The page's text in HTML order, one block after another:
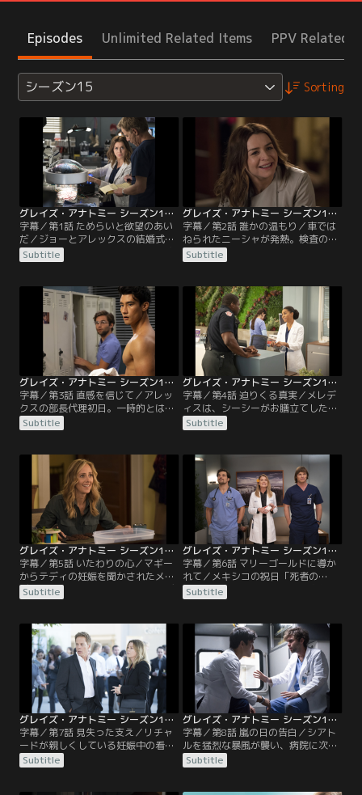
Episodes Unlimited Related Items PPV Related
シーズン15 Sorting
グレイズ・アナトミー シーズン15 第01話／字幕
字幕／第1話 ためらいと欲望のあい
だ／ジョーとアレックスの結婚式の
翌日。ジャクソンとマギーは出勤途
中に暴走する車に危うくはねられそ
で通り掛かった女性ニーシャがはね
られて大けがを負う。車を運転して
いた女性シーシーは、2度の心臓移
植を受けており、拒絶反応を抑える
薬で腎不全を起こしていた…。
Subtitle
グレイズ・アナトミー シーズン15 第02話／字幕
字幕／第2話 誰かの温もり／車では
ねられたニーシャが発熱。検査の結
果、ニーシャは壊死性筋膜炎で危険
な状態と判明するが、ジャクソンは
素治療室で、オペを行なうことを思
いつく。一方、腎臓移植を待つシー
シーは心臓の筋肉が瘢痕（はんこ
ん）化しており、心臓移植も必要な
ことが分かる。ジョーは、ハネムー
ンそっちのけで…。
Subtitle
グレイズ・アナトミー シーズン15 第03話／字幕
字幕／第3話 直感を信じて／アレッ
クスの部長代理初日。一時的とはい
え、自ら望んで部長の座を譲り渡し
たベイリーだったが、彼の仕事ぶり
は高校の授業でテーブルソーを使用
中、意識を失って倒れて指を切断し
た教師と、胸にノコギリの刃が深く
食い込んだ生徒が運び込まれる。リ
チャードとリンクが教師の治療に当
たるが…。
Subtitle
グレイズ・アナトミー シーズン15 第04話／字幕
字幕／第4話 迫りくる真実／メレデ
ィスは、シーシーがお膳立てしたブ
ラインドデートに出掛けることに。
一方、病院では、消防士のベンやア
搬送してくる。その中に心臓の不具
合で倒れた女性がいて、ベイリーと
マギーが担当することに。彼女の息
子マックスは母親の異変におびえて
パニックを起こしていた。アレック
スとダリアは…。
Subtitle
グレイズ・アナトミー シーズン15 第05話／字幕
字幕／第5話 いたわりの心／マギー
からテディの妊娠を聞かされたメレ
ディスは、まだシアトルにいたテデ
ィを見つけ出し、父親不在の家庭で
話すべきだと助言する。そのころオ
ーウェンとアメリアは、ベティが学
校を抜け出してドラッグをやりに行
くのではないかと心配し、学校の前
で張り込んでいた。病院では、ジャ
クソンが突然…。
Subtitle
グレイズ・アナトミー シーズン15 第06話／字幕
字幕／第6話 マリーゴールドに導か
れて／メキシコの祝日「死者の
日」。街じゅうが死者を想う空気に
包まれる中、メレディスは、父親の
とリチャードから聞かされる。しか
し、今さら縁の薄い父親に会う気に
なれない。一方テディは、オーウェ
ンの家を訪ねて妊娠の件を打ち明け
ようとするが、そこへベティが学校
へ行っていないと…。
Subtitle
グレイズ・アナトミー シーズン15 第07話／字幕
字幕／第7話 見失った支え／リチャ
ードが親しくしている妊娠中の看護
師フランキーが突然腹痛を訴える。
脾臓がねじれて血行障害を起こして
Subtitle
グレイズ・アナトミー シーズン15 第08話／字幕
字幕／第8話 嵐の日の告白／シアト
ルを猛烈な暴風が襲い、病院に次々
とけが人が搬送されてくる。アメリ
アとタリンは、頭に自撮り棒が刺さ
Subtitle